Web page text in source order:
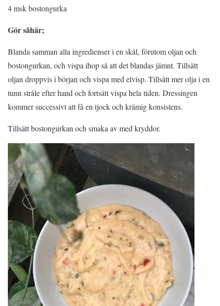
4 msk bostongurka
Gör såhär;
Blanda samman alla ingredienser i en skål, förutom oljan och
bostongurkan, och vispa ihop så att det blandas jämnt. Tillsätt
oljan droppvis i början och vispa med elvisp. Tillsätt mer olja i en
tunn stråle efter hand och fortsätt vispa hela tiden. Dressingen
kommer successivt att få en tjock och krämig konsistens.
Tillsätt bostongurkan och smaka av med kryddor.